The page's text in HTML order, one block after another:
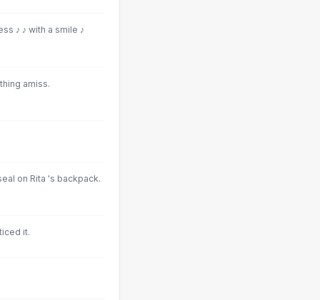
♪ ♪ with a smile ♪
amiss.
on Rita 's backpack.
it.